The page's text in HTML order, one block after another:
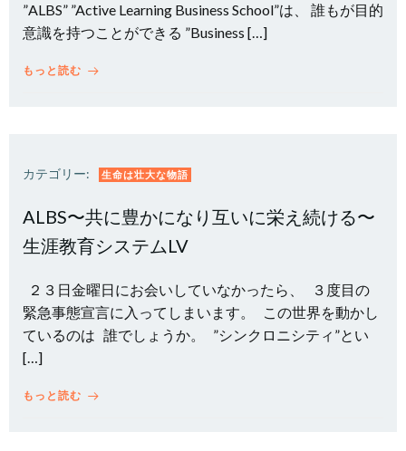
”ALBS” ”Active Learning Business School”は、 誰もが目的
意識を持つことができる ”Business […]
もっと読む
カテゴリー: 生命は壮大な物語
ALBS〜共に豊かになり互いに栄え続ける〜
生涯教育システムLV
２３日金曜日にお会いしていなかったら、 ３度目の
緊急事態宣言に入ってしまいます。 この世界を動かし
ているのは 誰でしょうか。 ”シンクロニシティ”とい
[…]
もっと読む